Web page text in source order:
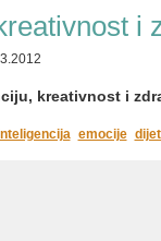
i
kreativnost i
emocije